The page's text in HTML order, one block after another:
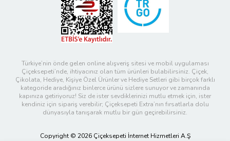
Türkiye’nin önde gelen online alışveriş sitesi ve mobil uygulaması
Çiçeksepeti’nde, ihtiyacınız olan tüm ürünleri bulabilirsiniz. Çiçek,
Çikolata, Hediye, Kişiye Özel Ürünler ve Hediye Setleri gibi birçok farklı
kategoride aradığınız binlerce ürünü sizlere sunuyor ve zamanında
kapınıza getiriyoruz! Siz de ister sevdiklerinizi mutlu etmek için, ister
kendiniz için sipariş verebilir; Çiçeksepeti Extra’nın fırsatlarla dolu
dünyasıyla tanışarak mutlu bir gün geçirebilirsiniz.
Copyright © 2026 Çiçeksepeti İnternet Hizmetleri A.Ş